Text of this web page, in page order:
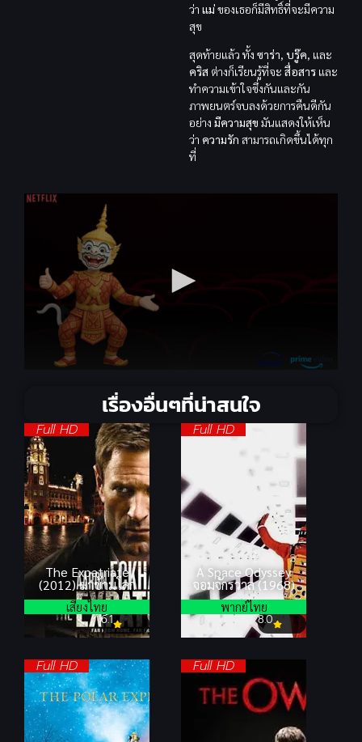
ว่า แม่ของเธอก็มีสิทธิ์ที่จะมีความ
สุข
สุดท้ายแล้ว ทั้ง ซาร่า, บรู๊ค, และ
คริส ต่างก็เรียนรู้ที่จะ สื่อสาร และ
ทำความเข้าใจซึ่งกันและกัน
ภาพยนตร์จบลงด้วยการคืนดีกัน
อย่าง มีความสุข มันแสดงให้เห็น
ว่า ความรัก สามารถเกิดขึ้นได้ทุก
ที่
เรื่องอื่นๆที่น่าสนใจ
Full HD
The Expatriate
(2012) ฆ่าข้ามโลก
6.1
เสียงไทย
Full HD
A Space Odyssey
จอมจักรวาล (1968)
8.0
พากย์ไทย
Full HD Full HD